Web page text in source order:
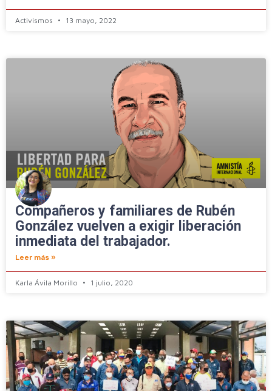
Activismos 13 mayo, 2022
Compañeros y familiares de Rubén
González vuelven a exigir liberación
inmediata del trabajador.
Leer más »
Karla Ávila Morillo 1 julio, 2020